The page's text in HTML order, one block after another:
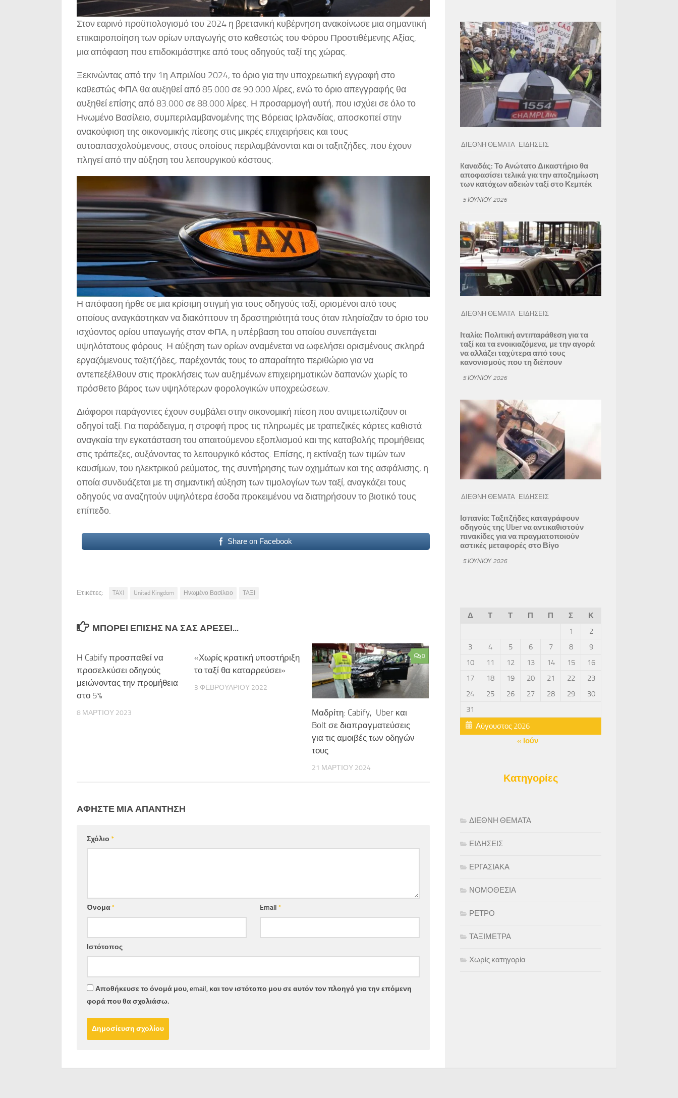
Στον εαρινό προϋπολογισμό του 2024 η βρετανική κυβέρνηση ανακοίνωσε μια σημαντική
επικαιροποίηση των ορίων υπαγωγής στο καθεστώς του Φόρου Προστιθέμενης Αξίας,
μια απόφαση που επιδοκιμάστηκε από τους οδηγούς ταξί της χώρας.
Ξεκινώντας από την 1η Απριλίου 2024, το όριο για την υποχρεωτική εγγραφή στο
καθεστώς ΦΠΑ θα αυξηθεί από 85.000 σε 90.000 λίρες, ενώ το όριο απεγγραφής θα
αυξηθεί επίσης από 83.000 σε 88.000 λίρες. Η προσαρμογή αυτή, που ισχύει σε όλο το
Ηνωμένο Βασίλειο, συμπεριλαμβανομένης της Βόρειας Ιρλανδίας, αποσκοπεί στην
ανακούφιση της οικονομικής πίεσης στις μικρές επιχειρήσεις και τους
αυτοαπασχολούμενους, στους οποίους περιλαμβάνονται και οι ταξιτζήδες, που έχουν
πληγεί από την αύξηση του λειτουργικού κόστους.
Η απόφαση ήρθε σε μια κρίσιμη στιγμή για τους οδηγούς ταξί, ορισμένοι από τους
οποίους αναγκάστηκαν να διακόπτουν τη δραστηριότητά τους όταν πλησίαζαν το όριο του
ισχύοντος ορίου υπαγωγής στον ΦΠΑ, η υπέρβαση του οποίου συνεπάγεται
υψηλότατους φόρους. Η αύξηση των ορίων αναμένεται να ωφελήσει ορισμένους σκληρά
εργαζόμενους ταξιτζήδες, παρέχοντάς τους το απαραίτητο περιθώριο για να
αντεπεξέλθουν στις προκλήσεις των αυξημένων επιχειρηματικών δαπανών χωρίς το
πρόσθετο βάρος των υψηλότερων φορολογικών υποχρεώσεων.
Διάφοροι παράγοντες έχουν συμβάλει στην οικονομική πίεση που αντιμετωπίζουν οι
οδηγοί ταξί. Για παράδειγμα, η στροφή προς τις πληρωμές με τραπεζικές κάρτες καθιστά
αναγκαία την εγκατάσταση του απαιτούμενου εξοπλισμού και της καταβολής προμήθειας
στις τράπεζες, αυξάνοντας το λειτουργικό κόστος. Επίσης, η εκτίναξη των τιμών των
καυσίμων, του ηλεκτρικού ρεύματος, της συντήρησης των οχημάτων και της ασφάλισης, η
οποία συνδυάζεται με τη σημαντική αύξηση των τιμολογίων των ταξί, αναγκάζει τους
οδηγούς να αναζητούν υψηλότερα έσοδα προκειμένου να διατηρήσουν το βιοτικό τους
επίπεδο.
Share on Facebook
Ετικέτες: TAXI United Kingdom Ηνωμένο Βασίλειο ΤΑΞΙ
ΜΠΟΡΕΊ ΕΠΊΣΗΣ ΝΑ ΣΑΣ ΑΡΈΣΕΙ...
Η Cabify προσπαθεί να
προσελκύσει οδηγούς
μειώνοντας την προμήθεια
στο 5%
8 ΜΑΡΤΊΟΥ 2023
«Χωρίς κρατική υποστήριξη
το ταξί θα καταρρεύσει»
3 ΦΕΒΡΟΥΑΡΊΟΥ 2022
0
Μαδρίτη: Cabify, Uber και
Bolt σε διαπραγματεύσεις
για τις αμοιβές των οδηγών
τους
21 ΜΑΡΤΊΟΥ 2024
ΑΦΉΣΤΕ ΜΙΑ ΑΠΆΝΤΗΣΗ
Σχόλιο *
Όνομα* Email*
Ιστότοπος
Αποθήκευσε το όνομά μου, email, και τον ιστότοπο μου σε αυτόν τον πλοηγό για την επόμενη
φορά που θα σχολιάσω.
ΔΙΕΘΝΗ ΘΕΜΑΤΑ ΕΙΔΗΣΕΙΣ
Kαναδάς: Το Ανώτατο Δικαστήριο θα
αποφασίσει τελικά για την αποζημίωση
των κατόχων αδειών ταξί στο Κεμπέκ
5 ΙΟΥΝΊΟΥ 2026
ΔΙΕΘΝΗ ΘΕΜΑΤΑ ΕΙΔΗΣΕΙΣ
Ιταλία: Πολιτική αντιπαράθεση για τα
ταξί και τα ενοικιαζόμενα, με την αγορά
να αλλάζει ταχύτερα από τους
κανονισμούς που τη διέπουν
5 ΙΟΥΝΊΟΥ 2026
ΔΙΕΘΝΗ ΘΕΜΑΤΑ ΕΙΔΗΣΕΙΣ
Ισπανία: Tαξιτζήδες καταγράφουν
οδηγούς της Uber να αντικαθιστούν
πινακίδες για να πραγματοποιούν
αστικές μεταφορές στο Βίγο
5 ΙΟΥΝΊΟΥ 2026
Αύγουστος 2026
Δ Τ Τ Π Π Σ
Κ
1
2
3
4 5 6 7 8
9
10
11 12 13 14 15
16
17
18 19 20 21 22
23
24
25 26 27 28 29
30
31
« Ιούν
Κατηγορίες
ΔΙΕΘΝΗ ΘΕΜΑΤΑ
ΕΙΔΗΣΕΙΣ
ΕΡΓΑΣΙΑΚΑ
ΝΟΜΟΘΕΣΙΑ
ΡΕΤΡΟ
ΤΑΞΙΜΕΤΡΑ
Χωρίς κατηγορία